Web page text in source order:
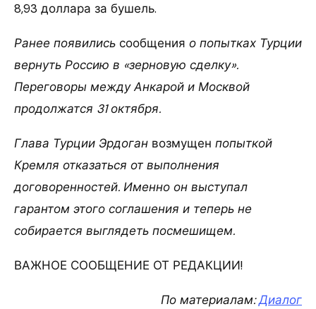
8,93 доллара за бушель.
Ранее появились сообщения о попытках Турции
вернуть Россию в «зерновую сделку».
Переговоры между Анкарой и Москвой
продолжатся 31 октября.
Глава Турции Эрдоган возмущен попыткой
Кремля отказаться от выполнения
договоренностей. Именно он выступал
гарантом этого соглашения и теперь не
собирается выглядеть посмешищем.
ВАЖНОЕ СООБЩЕНИЕ ОТ РЕДАКЦИИ!
По материалам:Диалог